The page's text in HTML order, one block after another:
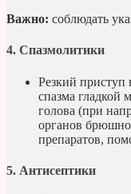
Важно: соблюдать
4. Спазмолитики
Резкий
спазма гладкой
голова (при
органов
препаратов,
5. Антисептики